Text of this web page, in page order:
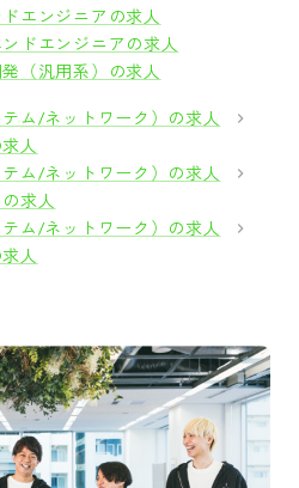
エンジニアの求人
ドエンジニアの求人
（汎用系）の求人
ム/ネットワーク）の求人
人
ム/ネットワーク）の求人
求人
ム/ネットワーク）の求人
人